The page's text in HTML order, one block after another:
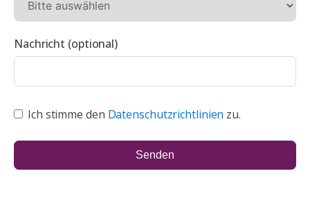
Nachricht (optional)
Ich stimme den Datenschutzrichtlinien zu.
Senden